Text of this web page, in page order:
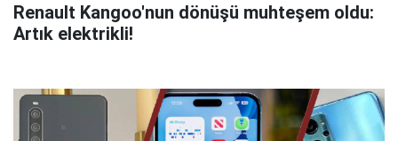
Renault Kangoo'nun dönüşü muhteşem oldu:
Artık elektrikli!